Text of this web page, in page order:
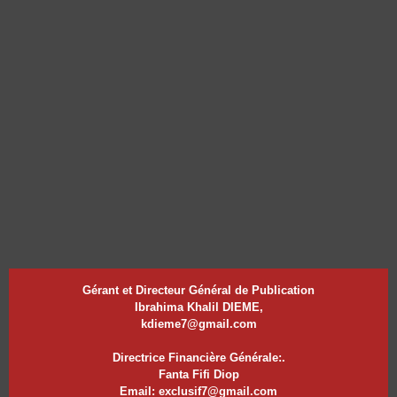
Gérant et Directeur Général de Publication
Ibrahima Khalil DIEME,
kdieme7@gmail.com
Directrice Financière Générale:.
Fanta Fifi Diop
Email: exclusif7@gmail.com